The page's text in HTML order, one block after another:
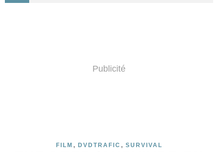
Publicité
FILM , DVDTRAFIC , SURVIVAL